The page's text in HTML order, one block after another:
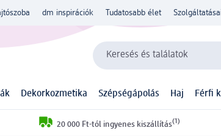
dm inspirációk Tudatosabb élet
Keresés és találatok
Dekorkozmetika Szépségápolás Haj Férfi
20 000 Ft-tól ingyenes kiszállítás(1)